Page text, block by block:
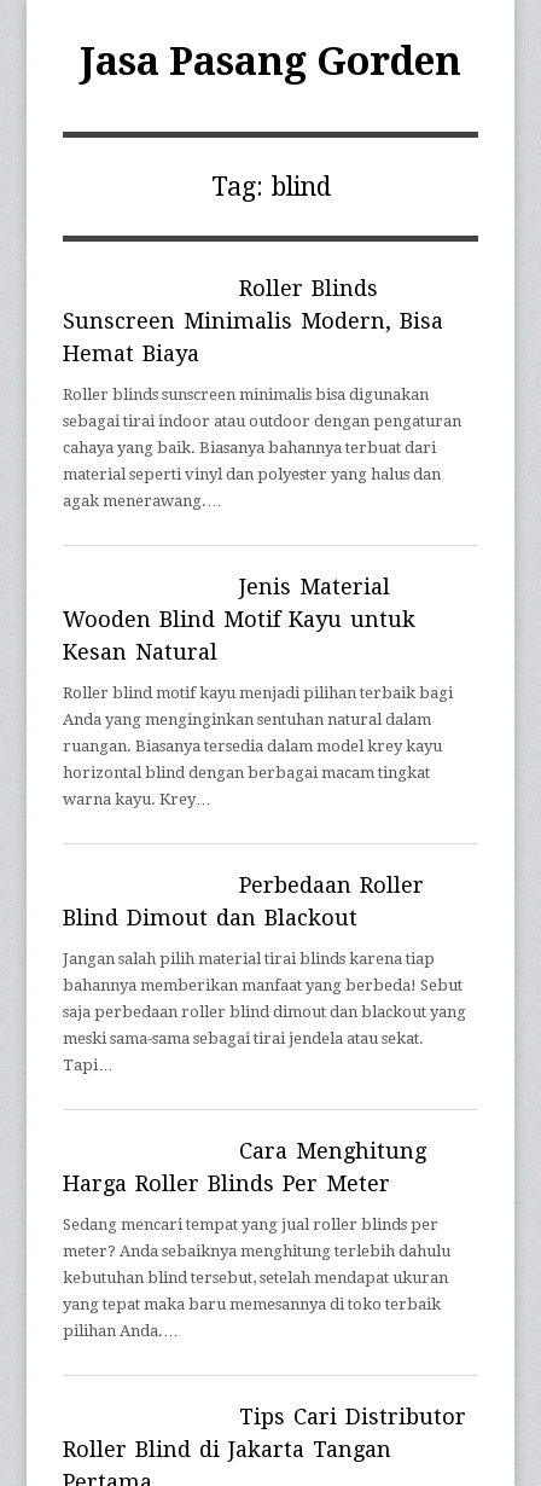
Jasa Pasang Gorden
Tag: blind
Roller Blinds
Sunscreen Minimalis Modern, Bisa
Hemat Biaya
Roller blinds sunscreen minimalis bisa digunakan
sebagai tirai indoor atau outdoor dengan pengaturan
cahaya yang baik. Biasanya bahannya terbuat dari
material seperti vinyl dan polyester yang halus dan
agak menerawang.…
Jenis Material
Wooden Blind Motif Kayu untuk
Kesan Natural
Roller blind motif kayu menjadi pilihan terbaik bagi
Anda yang menginginkan sentuhan natural dalam
ruangan. Biasanya tersedia dalam model krey kayu
horizontal blind dengan berbagai macam tingkat
warna kayu. Krey…
Perbedaan Roller
Blind Dimout dan Blackout
Jangan salah pilih material tirai blinds karena tiap
bahannya memberikan manfaat yang berbeda! Sebut
saja perbedaan roller blind dimout dan blackout yang
meski sama-sama sebagai tirai jendela atau sekat.
Tapi…
Cara Menghitung
Harga Roller Blinds Per Meter
Sedang mencari tempat yang jual roller blinds per
meter? Anda sebaiknya menghitung terlebih dahulu
kebutuhan blind tersebut, setelah mendapat ukuran
yang tepat maka baru memesannya di toko terbaik
pilihan Anda.…
Tips Cari Distributor
Roller Blind di Jakarta Tangan